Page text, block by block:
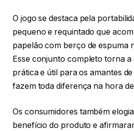
O jogo se destaca pela
pequeno e requintado que
papelão com berço de espuma
Esse conjunto completo torna a
prática e útil para os amantes
fazem toda diferença na hora
Os consumidores também
benefício do produto e